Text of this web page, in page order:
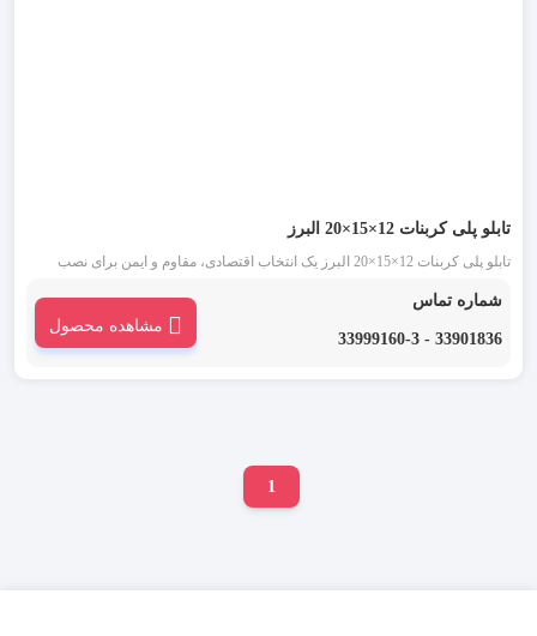
تابلو پلی کربنات 12×15×20 البرز
تابلو پلی کربنات 12×15×20 البرز یک انتخاب اقتصادی، مقاوم و ایمن برای نصب
عمر بالا و طراحی مهندسی‌شده، خیال شما را از بابت حفاظت از تجهیزات
شماره تماس
33901836 - 33999160-3
مشاهده محصول
1